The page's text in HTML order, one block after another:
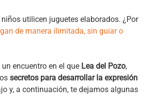
utilicen juguetes elaborados. ¿Por
de manera ilimitada, sin guiar o
encuentro en el que Lea del Pozo,
secretos para desarrollar la expresión
y, a continuación, te dejamos algunas